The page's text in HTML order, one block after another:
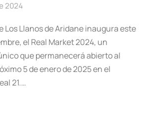
2024
Los Llanos de Aridane inaugura este
el Real Market 2024, un
que permanecerá abierto al
5 de enero de 2025 en el
21.…